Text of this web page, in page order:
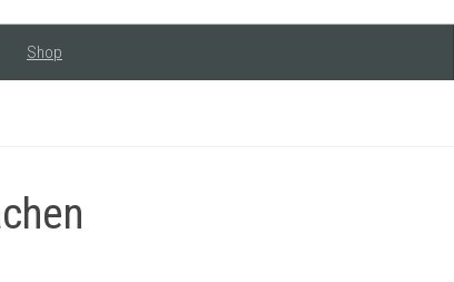
Shop